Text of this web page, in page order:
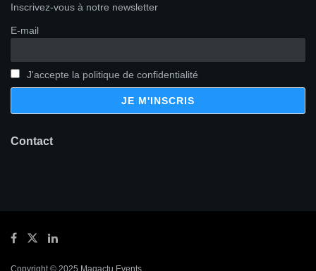
Inscrivez-vous à notre newsletter
E-mail
J'accepte la politique de confidentialité
Contact
Copyright © 2025 Magactu Events